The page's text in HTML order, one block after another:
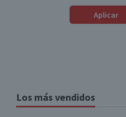
Aplicar
Los más vendidos